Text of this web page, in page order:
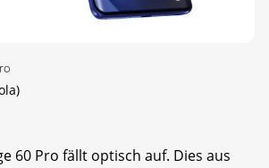
60 Pro fällt optisch auf. Dies aus